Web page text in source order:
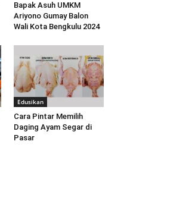
Bapak Asuh UMKM
Ariyono Gumay Balon
Wali Kota Bengkulu 2024
Edusikan
Cara Pintar Memilih
Daging Ayam Segar di
Pasar